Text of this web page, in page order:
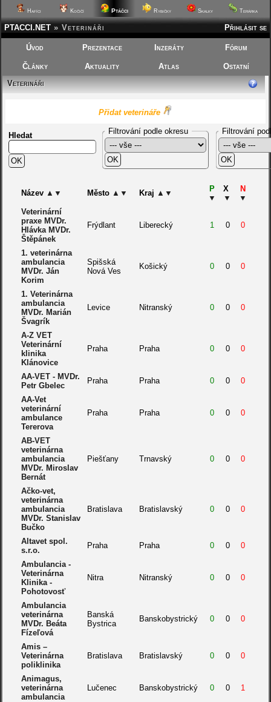
Hafíci Kočičí Ptáčci Rybičky Skalky Terárka
Přihlásit se
PTACCI.NET » Veterináři
Úvod Prezentace Inzeráty Fórum
Články Aktuality Atlas
Ostatní
Veterináři
Přidat veterináře
Hledat Filtrování podle okresu Filtrování
Název ▲ ▼ Město ▲ ▼ Kraj ▲ ▼
P
▼
X
▼
N
▼
Veterinární
praxe MVDr.
Hlávka MVDr.
Štěpánek
Frýdlant Liberecký 1 0 0
1. veterinárna
ambulancia
MVDr. Ján
Korim
Spišská
Nová Ves
Košický 0 0 0
1. Veterinárna
ambulancia
MVDr. Marián
Švagrík
Levice Nitranský 0 0 0
A-Z VET
Veterinární
klinika
Klánovice
Praha Praha 0 0 0
AA-VET - MVDr.
Petr Gbelec
Praha Praha 0 0 0
AA-Vet
veterinární
ambulance
Tererova
Praha Praha 0 0 0
AB-VET
veterinárna
ambulancia
MVDr. Miroslav
Bernát
Piešťany Trnavský 0 0 0
Ačko-vet,
veterinárna
ambulancia
MVDr. Stanislav
Bučko
Bratislava Bratislavský 0 0 0
Altavet spol.
s.r.o.
Praha Praha 0 0 0
Ambulancia -
Veterinárna
Klinika -
Pohotovosť
Nitra Nitranský 0 0 0
Ambulancia
veterinárna
MVDr. Beáta
Fízeľová
Banská
Bystrica
Banskobystrický 0 0 0
Amis –
Veterinárna
poliklinika
Bratislava Bratislavský 0 0 0
Animagus,
veterinárna
ambulancia
Lučenec Banskobystrický 0 0 1